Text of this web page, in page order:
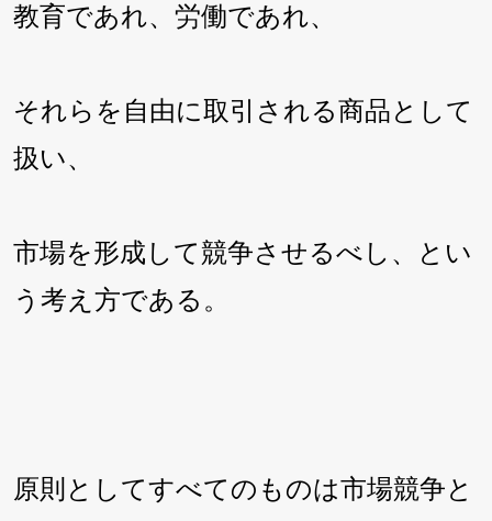
教育であれ、労働であれ、
それらを自由に取引される商品として
扱い、
市場を形成して競争させるべし、とい
う考え方である。
原則としてすべてのものは市場競争と